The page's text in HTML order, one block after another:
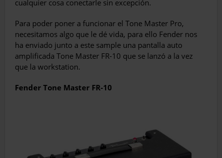
cualquier cosa conectarle sin excepción.
Para poder poner a funcionar el Tone Master Pro,
necesitamos algo que le dé vida, para ello Fender nos
ha enviado junto a este sample una pantalla auto
amplificada Tone Master FR-10 que se lanzó a la vez
que la workstation.
Fender Tone Master FR-10